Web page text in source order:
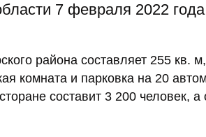
7 февраля 2022
района составляет 255 кв.
комната и парковка на 20
составит 3 200 человек, а